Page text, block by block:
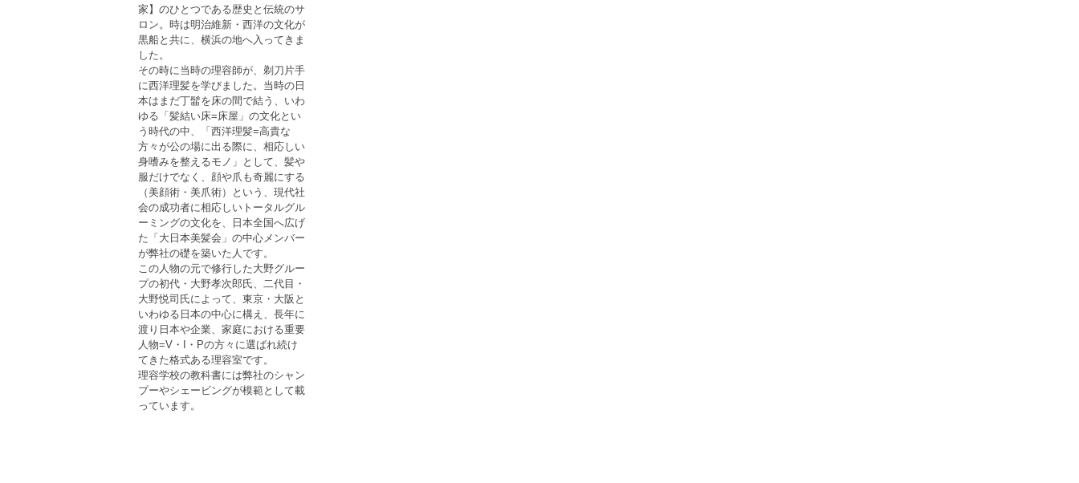
家】のひとつである歴史と伝統のサ
ロン。時は明治維新・西洋の文化が
黒船と共に、横浜の地へ入ってきま
した。
その時に当時の理容師が、剃刀片手
に西洋理髪を学びました。当時の日
本はまだ丁髷を床の間で結う、いわ
ゆる「髪結い床=床屋」の文化とい
う時代の中、「西洋理髪=高貴な
方々が公の場に出る際に、相応しい
身嗜みを整えるモノ」として、髪や
服だけでなく、顔や爪も奇麗にする
（美顔術・美爪術）という、現代社
会の成功者に相応しいトータルグル
ーミングの文化を、日本全国へ広げ
た「大日本美髪会」の中心メンバー
が弊社の礎を築いた人です。
この人物の元で修行した大野グルー
プの初代・大野孝次郎氏、二代目・
大野悦司氏によって、東京・大阪と
いわゆる日本の中心に構え、長年に
渡り日本や企業、家庭における重要
人物=V・I・Pの方々に選ばれ続け
てきた格式ある理容室です。
理容学校の教科書には弊社のシャン
プーやシェービングが模範として載
っています。